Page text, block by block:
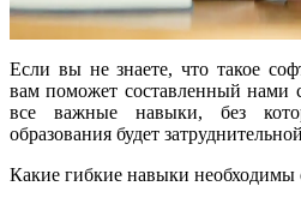
Если вы не знаете, что такое
вам поможет составленный нами
все важные навыки, без
образования будет
Какие гибкие навыки необходимы